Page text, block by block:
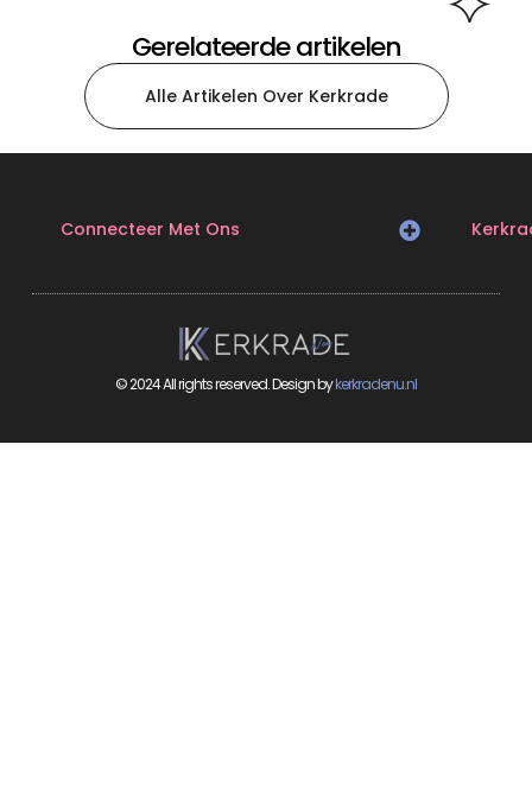
Gerelateerde artikelen
Alle Artikelen Over Kerkrade
Connecteer Met Ons
© 2024 All rights reserved. Design bykerkradenu.nl